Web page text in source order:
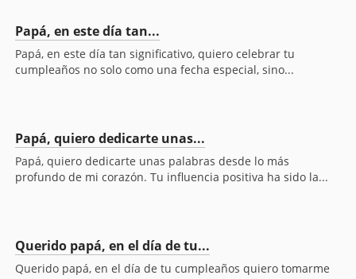
Papá, en este día tan...
Papá, en este día tan significativo, quiero celebrar tu
cumpleaños no solo como una fecha especial, sino...
Papá, quiero dedicarte unas...
Papá, quiero dedicarte unas palabras desde lo más
profundo de mi corazón. Tu influencia positiva ha sido la...
Querido papá, en el día de tu...
Querido papá, en el día de tu cumpleaños quiero tomarme